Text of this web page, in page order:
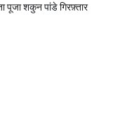
पूजा शकुन पांडे गिरफ़्तार